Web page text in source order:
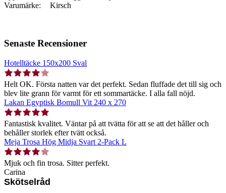
Varumärke:
Kirsch
Senaste Recensioner
Hotelltäcke 150x200 Sval
Helt OK. Första natten var det perfekt. Sedan fluffade det till sig och
blev lite grann för varmt för ett sommartäcke. I alla fall nöjd.
Lakan Egyptisk Bomull Vit 240 x 270
Fantastisk kvalitet. Väntar på att tvätta för att se att det håller och
behåller storlek efter tvätt också.
Meja Trosa Hög Midja Svart 2-Pack L
Mjuk och fin trosa. Sitter perfekt.
Carina
Skötselråd